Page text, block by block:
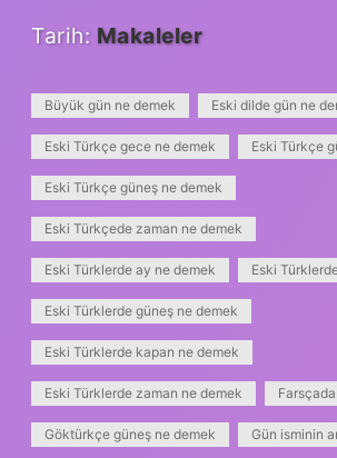
Tarih: Makaleler
Büyük gün ne demek Eski dilde gün ne
Eski Türkçe gece ne demek Eski Türkçe
Eski Türkçe güneş ne demek
Eski Türkçede zaman ne demek
Eski Türklerde ay ne demek Eski
Eski Türklerde güneş ne demek
Eski Türklerde kapan ne demek
Eski Türklerde zaman ne demek
Göktürkçe güneş ne demek Gün isminin